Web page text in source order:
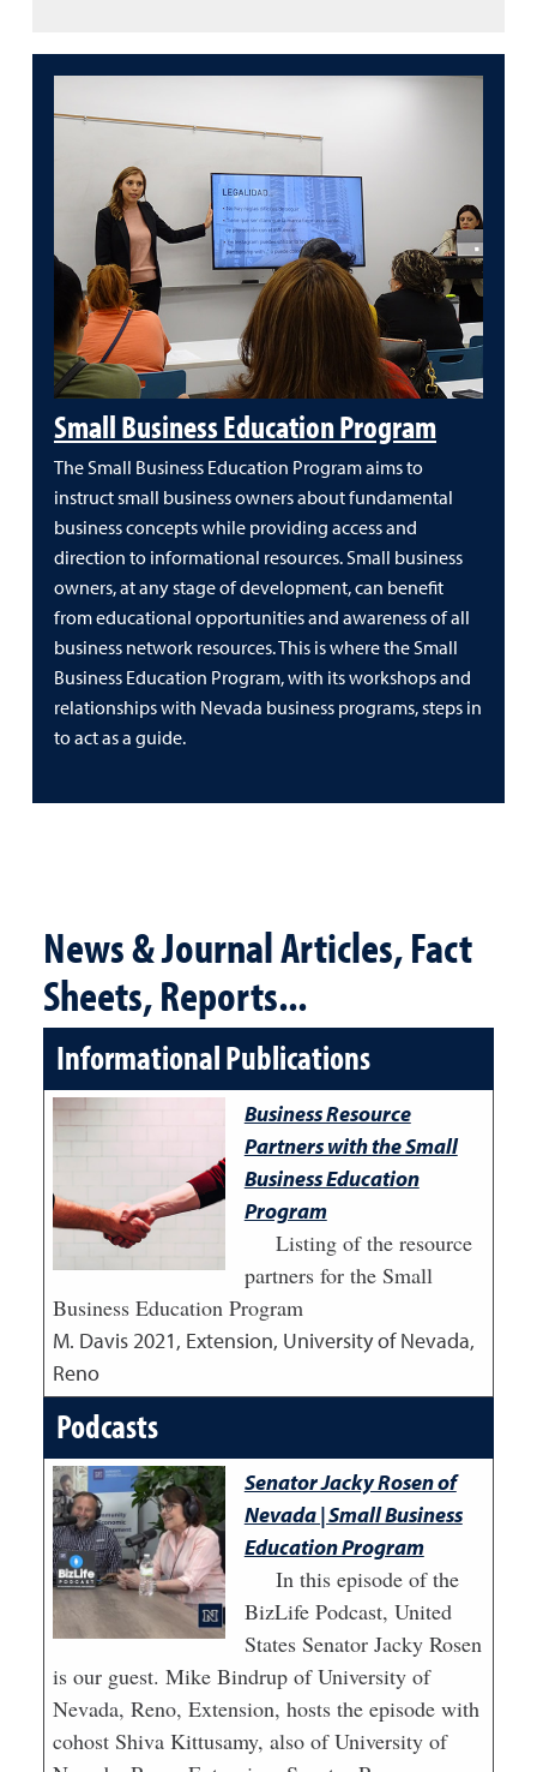
Small Business Education Program
The Small Business Education Program aims to
instruct small business owners about fundamental
business concepts while providing access and
direction to informational resources. Small business
owners, at any stage of development, can benefit
from educational opportunities and awareness of all
business network resources. This is where the Small
Business Education Program, with its workshops and
relationships with Nevada business programs, steps in
to act as a guide.
News & Journal Articles, Fact
Sheets, Reports...
Informational Publications
Business Resource
Partners with the Small
Business Education
Program
Listing of the resource
partners for the Small
Business Education Program
M. Davis2021, Extension, University of Nevada,
Reno
Podcasts
Senator Jacky Rosen of
Nevada | Small Business
Education Program
In this episode of the
BizLife Podcast, United
States Senator Jacky Rosen
is our guest. Mike Bindrup of University of
Nevada, Reno, Extension, hosts the episode with
cohost Shiva Kittusamy, also of University of